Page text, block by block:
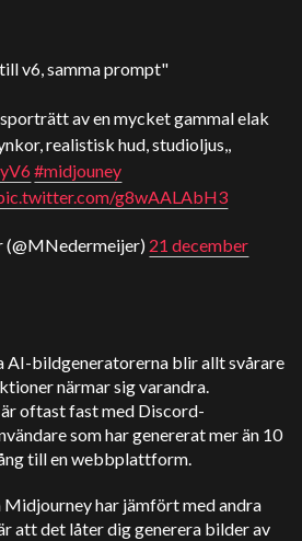
v6, samma prompt"
av en mycket gammal elak
realistisk hud, studioljus,,
#midjouney
g8wAALAbH3
(@MNedermeijer) 21 december
AI-bildgeneratorerna blir allt svårare
närmar sig varandra.
oftast fast med Discord-
som har genererat mer än 10
till en webbplattform.
Midjourney har jämfört med andra
att det låter dig generera bilder av